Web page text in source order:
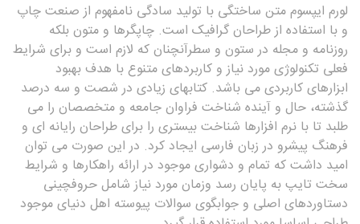
لورم ایپسوم متن ساختگی با تولید سادگی نامفهوم از صنعت چاپ
و با استفاده از طراحان گرافیک است. چاپگرها و متون بلکه
روزنامه و مجله در ستون و سطرآنچنان که لازم است و برای شرایط
فعلی تکنولوژی مورد نیاز و کاربردهای متنوع با هدف بهبود
ابزارهای کاربردی می باشد. کتابهای زیادی در شصت و سه درصد
گذشته، حال و آینده شناخت فراوان جامعه و متخصصان را می
طلبد تا با نرم افزارها شناخت بیستری را برای طراحان رایانه ای و
فرهنگ پیشرو در زبان فارسی ایجاد کرد. در این صورت می توان
امید داشت که تمام و دشواری موجود در ارائه راهکارها و شرایط
سخت تایپ به پایان رسد وزمان مورد نیاز شامل حروفچینی
دستاوردهای اصلی و جوابگوی سوالات پیوسته اهل دنیای موجود